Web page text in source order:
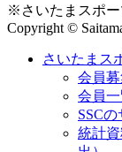
※さいたまスポー
Copyright ©
さいたまス
会員
会員
SSC
統計